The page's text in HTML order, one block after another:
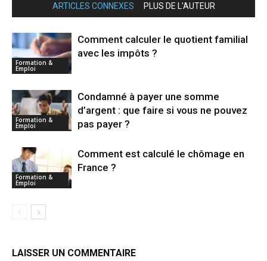
ARTICLES CONNEXES PLUS DE L'AUTEUR
Formation &
Emploi
Comment calculer le quotient familial
avec les impôts ?
Formation &
Emploi
Condamné à payer une somme
d’argent : que faire si vous ne pouvez
pas payer ?
Formation &
Emploi
Comment est calculé le chômage en
France ?
LAISSER UN COMMENTAIRE